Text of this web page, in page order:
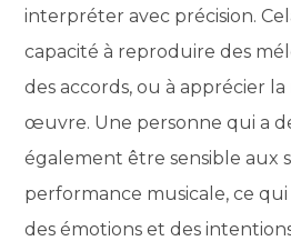
interpréter avec précision.
capacité à reproduire des
des accords, ou à apprécier
œuvre. Une personne qui a
également être sensible aux
performance musicale, ce
des émotions et des